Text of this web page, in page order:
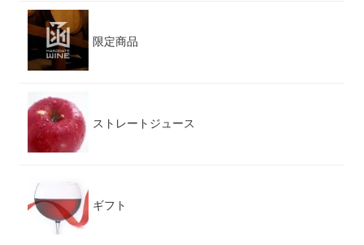
限定商品
ストレートジュース
ギフト